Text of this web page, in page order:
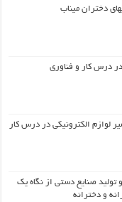
دختران میناب
درس کار و فناوری
لوازم الکترونیکی در درس کار
صنایع دستی از نگاه یک
و دخترانه